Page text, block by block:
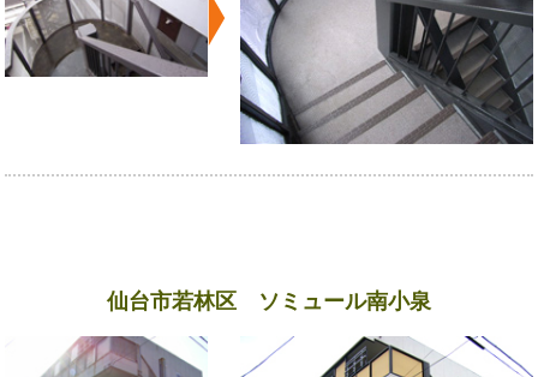
仙台市若林区 ソミュール南小泉